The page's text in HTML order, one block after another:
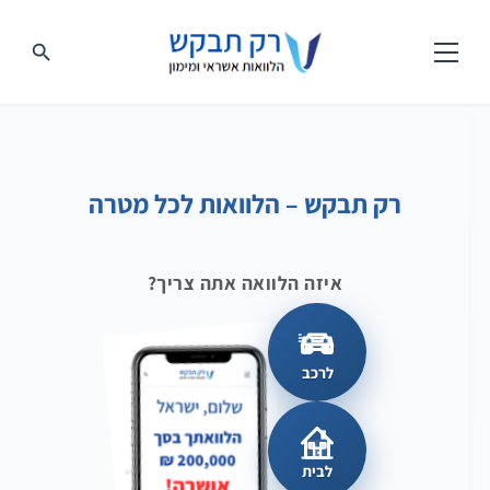
רק תבקש – הלוואות לכל מטרה
איזה הלוואה אתה צריך?
לרכב
לבית